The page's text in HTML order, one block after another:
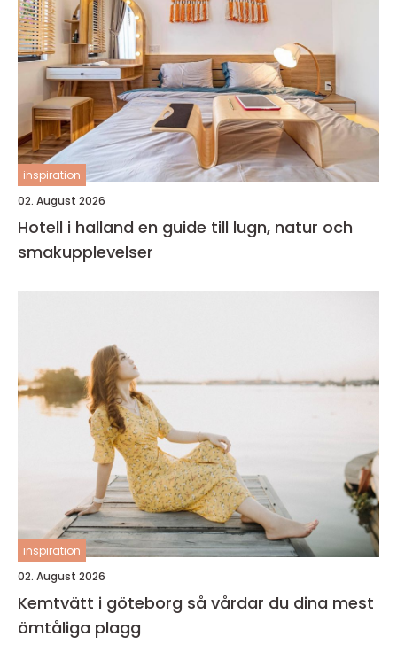
inspiration
02. August 2026
Hotell i halland en guide till lugn, natur och
smakupplevelser
inspiration
02. August 2026
Kemtvätt i göteborg så vårdar du dina mest
ömtåliga plagg